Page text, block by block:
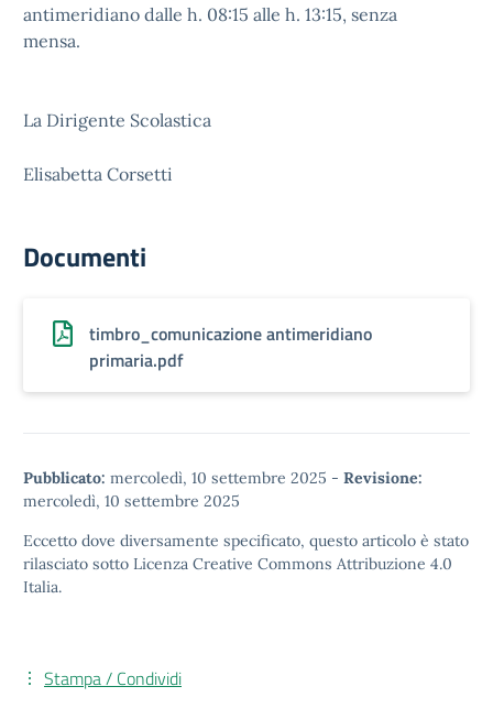
antimeridiano dalle h. 08:15 alle h. 13:15, senza
mensa.
La Dirigente Scolastica
Elisabetta Corsetti
Documenti
timbro_comunicazione antimeridiano
primaria.pdf
Pubblicato: mercoledì, 10 settembre 2025 - Revisione:
mercoledì, 10 settembre 2025
Eccetto dove diversamente specificato, questo articolo è stato
rilasciato sotto Licenza Creative Commons Attribuzione 4.0
Italia.
Stampa / Condividi